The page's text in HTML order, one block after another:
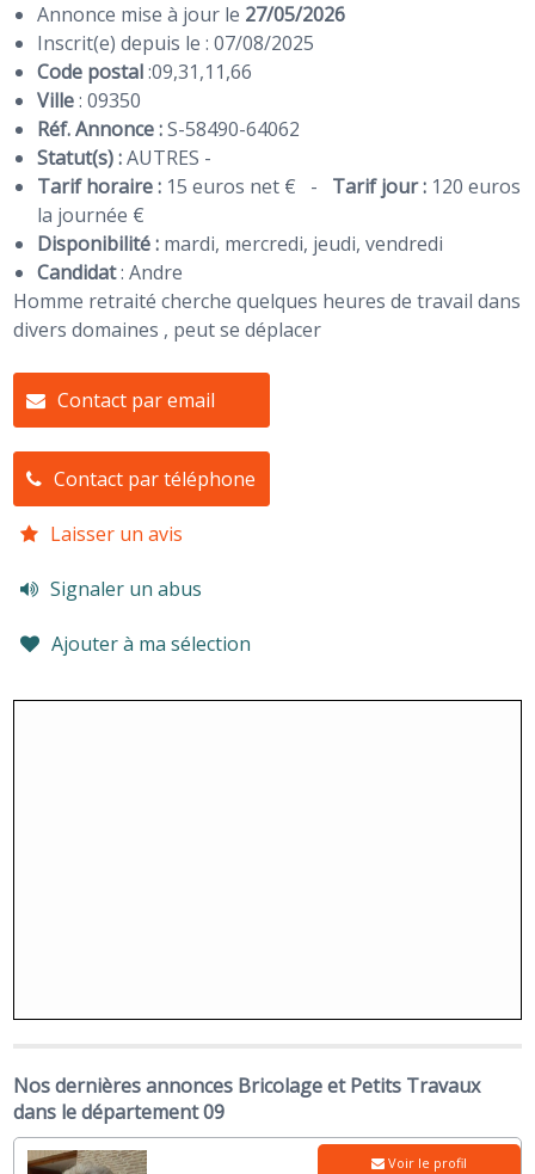
Annonce mise à jour le 27/05/2026
Inscrit(e) depuis le : 07/08/2025
Code postal:09,31,11,66
Ville: 09350
Réf. Annonce :S-58490-64062
Statut(s) :AUTRES -
Tarif horaire : 15 euros net € - Tarif jour : 120 euros
la journée €
Disponibilité : mardi, mercredi, jeudi, vendredi
Candidat:Andre
Homme retraité cherche quelques heures de travail dans
divers domaines , peut se déplacer
Contact par email
Contact par téléphone
Laisser un avis
Signaler un abus
Ajouter à ma sélection
Nos dernières annonces Bricolage et Petits Travaux
dans le département 09
Voir le profil